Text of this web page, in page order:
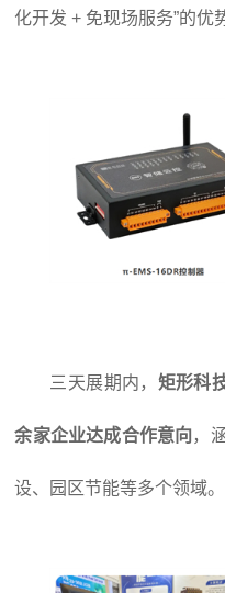
化开发 + 免现场服务”的优
三天展期内， 矩形科
余家企业达成合作意向 ，
设、园区节能等多个领域。